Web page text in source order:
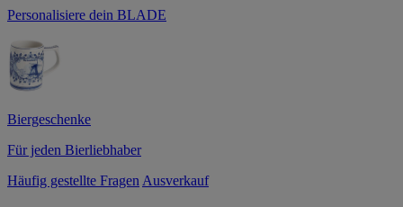
Personalisiere dein BLADE
Biergeschenke
Für jeden Bierliebhaber
Häufig gestellte Fragen Ausverkauf